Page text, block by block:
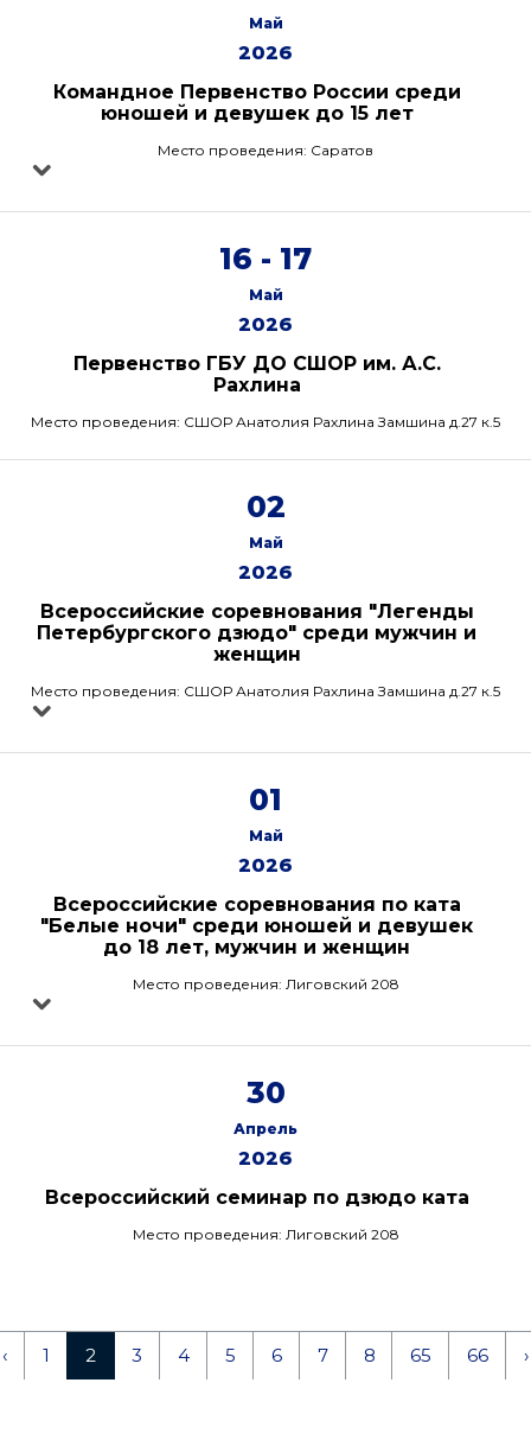
Май
2026
Командное Первенство России среди
юношей и девушек до 15 лет
Место проведения: Саратов
16 - 17
Май
2026
Первенство ГБУ ДО СШОР им. А.С.
Рахлина
Место проведения: СШОР Анатолия Рахлина Замшина д.27 к.5
02
Май
2026
Всероссийские соревнования "Легенды
Петербургского дзюдо" среди мужчин и
женщин
Место проведения: СШОР Анатолия Рахлина Замшина д.27 к.5
01
Май
2026
Всероссийские соревнования по ката
"Белые ночи" среди юношей и девушек
до 18 лет, мужчин и женщин
Место проведения: Лиговский 208
30
Апрель
2026
Всероссийский семинар по дзюдо ката
Место проведения: Лиговский 208
‹ 1 2 3 4 5 6 7 8 65 66 ›